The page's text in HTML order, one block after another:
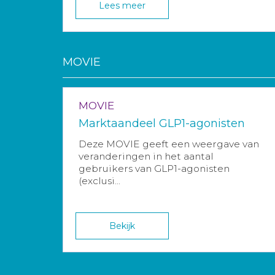
Lees meer
MOVIE
MOVIE
Marktaandeel GLP1-agonisten
Deze MOVIE geeft een weergave van
veranderingen in het aantal
gebruikers van GLP1-agonisten
(exclusi...
Bekijk